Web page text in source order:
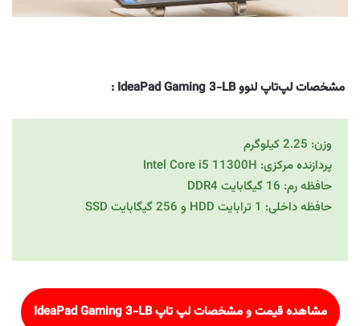
مشخصات لپ‌تاپ لنوو IdeaPad Gaming 3-LB :
وزن: 2.25 کیلوگرم
پردازنده مرکزی: Intel Core i5 11300H
حافظه رم: 16 گیگابایت DDR4
حافظه داخلی: 1 ترابایت HDD و 256 گیگابایت SSD
مشاهده قیمت و مشخصات لپ تاپIdeaPad Gaming 3-LB